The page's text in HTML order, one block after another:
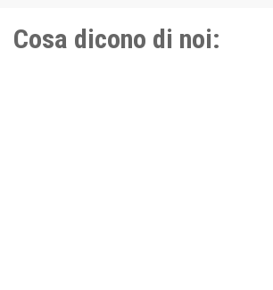
Cosa dicono di noi: